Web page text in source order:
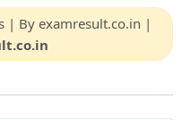
| By examresult.co.in |